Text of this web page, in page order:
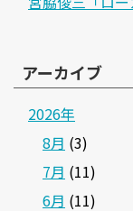
アーカイブ
2026年
8月 (3)
7月 (11)
6月 (11)